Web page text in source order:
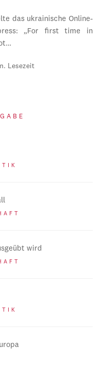
das ukrainische Online-
„For first time in
Lesezeit
wird